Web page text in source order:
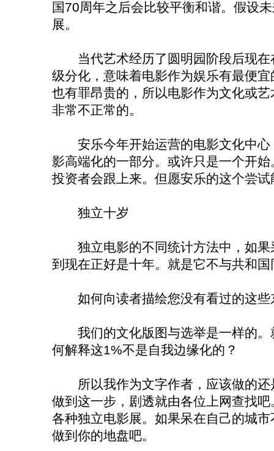
国70周年之后会比较平衡和谐。假设
展。
当代艺术经历了圆明园阶段后现在
级分化，意味着电影作为娱乐有最便宜
也有罪昂贵的，所以电影作为文化或
非常不正常的。
安乐今年开始运营的电影文化中心
影高端化的一部分。或许只是一个开
投资者会跟上来。但愿安乐的这个尝
独立十岁
独立电影的不同统计方法中，如果
到现在正好是十年。就是它不与共和
如何向读者描绘您没有看过的这些
我们的文化版图与选举是一样的。
何解释这1%不是自我边缘化的？
所以我作为文字作者，应该做的还
做到这一步，剧透就由各位上网查找
各种独立电影展。如果呆在自己的城
做到你的地盘吧。